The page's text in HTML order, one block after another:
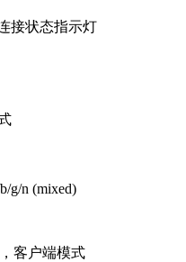
接状态指示灯
g/n (mixed)
客户端模式